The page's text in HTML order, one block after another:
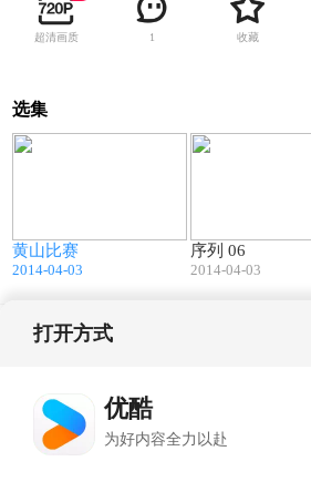
超清画质 1 收藏
选集
黄山比赛
2014-04-03
序列 06
2014-04-03
打开方式
优酷
为好内容全力以赴